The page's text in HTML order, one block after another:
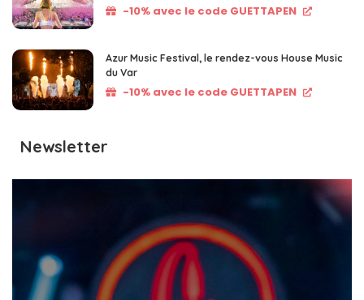
-10% avec le code GUETTAPEN
Azur Music Festival, le rendez-vous House Music
du Var
-10% avec le code GUETTAPEN
Newsletter